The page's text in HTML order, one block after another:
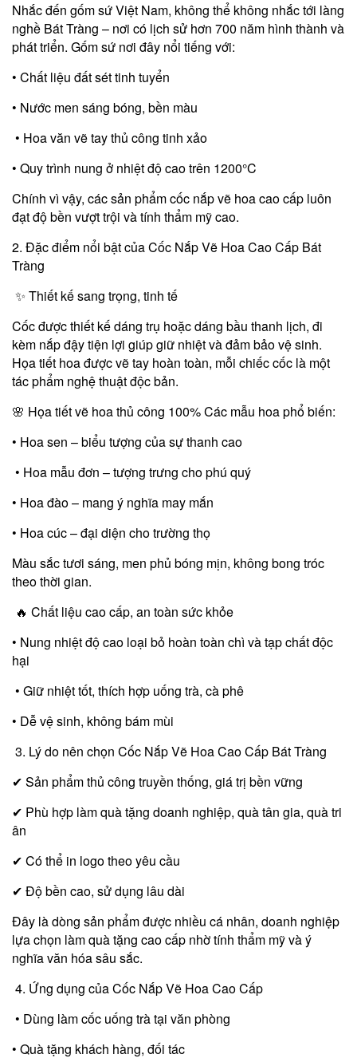
Nhắc đến gốm sứ Việt Nam, không thể không nhắc tới làng
nghề Bát Tràng – nơi có lịch sử hơn 700 năm hình thành và
phát triển. Gốm sứ nơi đây nổi tiếng với:
• Chất liệu đất sét tinh tuyển
• Nước men sáng bóng, bền màu
• Hoa văn vẽ tay thủ công tinh xảo
• Quy trình nung ở nhiệt độ cao trên 1200°C
Chính vì vậy, các sản phẩm cốc nắp vẽ hoa cao cấp luôn
đạt độ bền vượt trội và tính thẩm mỹ cao.
2. Đặc điểm nổi bật của Cốc Nắp Vẽ Hoa Cao Cấp Bát
Tràng
✨ Thiết kế sang trọng, tinh tế
Cốc được thiết kế dáng trụ hoặc dáng bầu thanh lịch, đi
kèm nắp đậy tiện lợi giúp giữ nhiệt và đảm bảo vệ sinh.
Họa tiết hoa được vẽ tay hoàn toàn, mỗi chiếc cốc là một
tác phẩm nghệ thuật độc bản.
🌸 Họa tiết vẽ hoa thủ công 100% Các mẫu hoa phổ biến:
• Hoa sen – biểu tượng của sự thanh cao
• Hoa mẫu đơn – tượng trưng cho phú quý
• Hoa đào – mang ý nghĩa may mắn
• Hoa cúc – đại diện cho trường thọ
Màu sắc tươi sáng, men phủ bóng mịn, không bong tróc
theo thời gian.
🔥 Chất liệu cao cấp, an toàn sức khỏe
• Nung nhiệt độ cao loại bỏ hoàn toàn chì và tạp chất độc
hại
• Giữ nhiệt tốt, thích hợp uống trà, cà phê
• Dễ vệ sinh, không bám mùi
3. Lý do nên chọn Cốc Nắp Vẽ Hoa Cao Cấp Bát Tràng
✔ Sản phẩm thủ công truyền thống, giá trị bền vững
✔ Phù hợp làm quà tặng doanh nghiệp, quà tân gia, quà tri
ân
✔ Có thể in logo theo yêu cầu
✔ Độ bền cao, sử dụng lâu dài
Đây là dòng sản phẩm được nhiều cá nhân, doanh nghiệp
lựa chọn làm quà tặng cao cấp nhờ tính thẩm mỹ và ý
nghĩa văn hóa sâu sắc.
4. Ứng dụng của Cốc Nắp Vẽ Hoa Cao Cấp
• Dùng làm cốc uống trà tại văn phòng
• Quà tặng khách hàng, đối tác